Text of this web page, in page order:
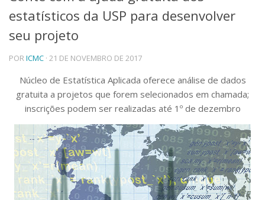
Telefones e Mapas
Pessoas
Ensino
Graduação
Educação a distância
Cursos de Extensão
Pesquisa e Inovação
Linhas de Pesquisa
Centros, Núcleos e Projetos em Rede
Pós-doutorado
Iniciação Científica
Transferência de Tecnologia
Empresas Juniores
estatísticos da USP para desenvolver
seu projeto
PORICMC · 21 DE NOVEMBRO DE 2017
Núcleo de Estatística Aplicada oferece análise de dados
gratuita a projetos que forem selecionados em chamada;
inscrições podem ser realizadas até 1º de dezembro